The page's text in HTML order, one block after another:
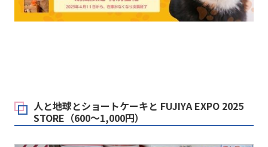
人と地球とショートケーキと FUJIYA EXPO 2025
STORE（600～1,000円）